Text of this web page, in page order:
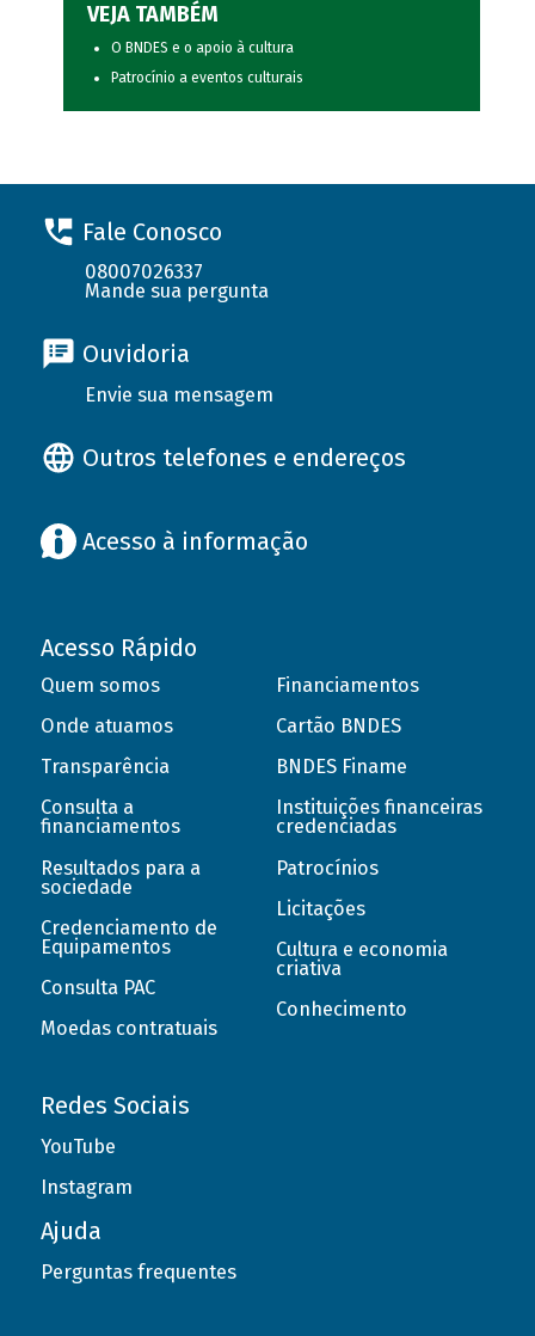
VEJA TAMBÉM
O BNDES e o apoio à cultura
Patrocínio a eventos culturais
Fale Conosco
08007026337
Mande sua pergunta
Ouvidoria
Envie sua mensagem
Outros telefones e endereços
Acesso à informação
Acesso Rápido
Quem somos
Onde atuamos
Transparência
Consulta a
financiamentos
Resultados para a
sociedade
Credenciamento de
Equipamentos
Consulta PAC
Moedas contratuais
Financiamentos
Cartão BNDES
BNDES Finame
Instituições financeiras
credenciadas
Patrocínios
Licitações
Cultura e economia
criativa
Conhecimento
Redes Sociais
YouTube
Instagram
Ajuda
Perguntas frequentes